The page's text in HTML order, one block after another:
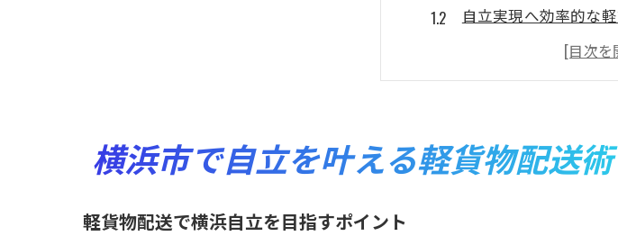
自立実現へ効率的な
軽貨物配送で新しい
自立志向に最適な軽
現場から学ぶ軽貨物配送の
軽貨物配送現場の自立
横浜市で自立を叶える軽貨物配送術
軽貨物配送で横浜自立を目指すポイント